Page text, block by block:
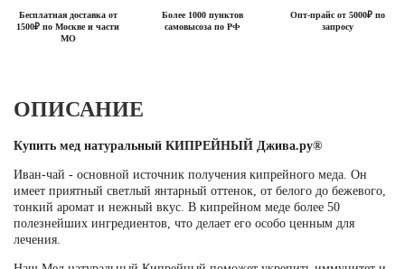
Бесплатная доставка от
1500₽ по Москве и части
МО
Более 1000 пунктов
самовысоза по РФ
Опт-прайс от 5000₽ по
запросу
ОПИСАНИЕ
Купить мед натуральный КИПРЕЙНЫЙ Джива.ру®
Иван-чай - основной источник получения кипрейного меда. Он
имеет приятный светлый янтарный оттенок, от белого до бежевого,
тонкий аромат и нежный вкус. В кипрейном меде более 50
полезнейших ингредиентов, что делает его особо ценным для
лечения.